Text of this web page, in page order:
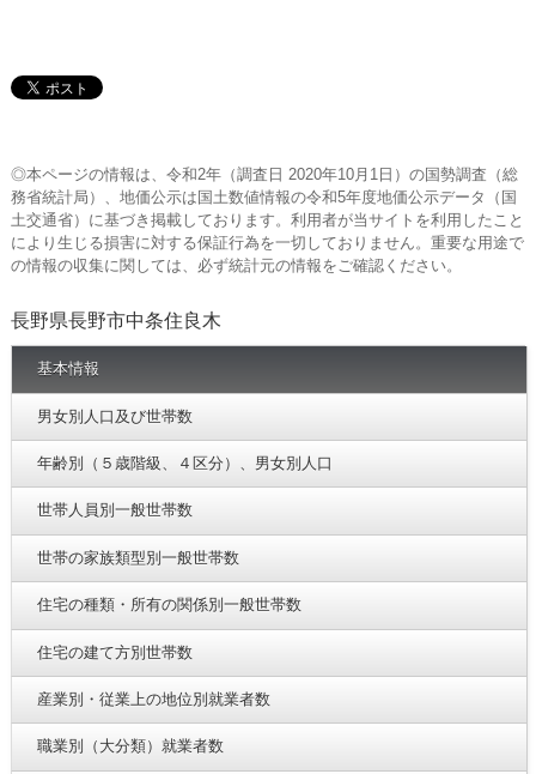
◎本ページの情報は、令和2年（調査日 2020年10月1日）の国勢調査（総
務省統計局）、地価公示は国土数値情報の令和5年度地価公示データ（国
土交通省）に基づき掲載しております。利用者が当サイトを利用したこと
により生じる損害に対する保証行為を一切しておりません。重要な用途で
の情報の収集に関しては、必ず統計元の情報をご確認ください。
長野県長野市中条住良木
基本情報
男女別人口及び世帯数
年齢別（５歳階級、４区分）、男女別人口
世帯人員別一般世帯数
世帯の家族類型別一般世帯数
住宅の種類・所有の関係別一般世帯数
住宅の建て方別世帯数
産業別・従業上の地位別就業者数
職業別（大分類）就業者数